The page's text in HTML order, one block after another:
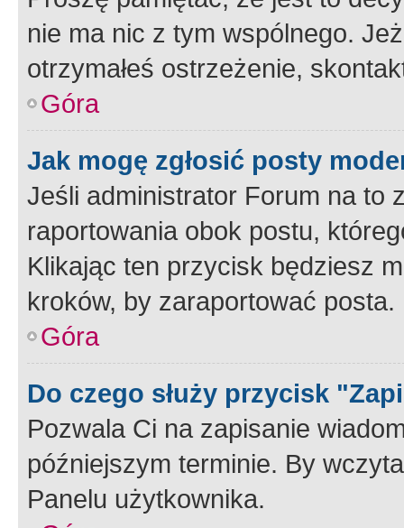
nie ma nic z tym wspólnego.
otrzymałeś ostrzeżenie,
Góra
Jak mogę zgłosić posty
Jeśli administrator Forum na to
raportowania obok postu,
Klikając ten przycisk będziesz
kroków, by zaraportować posta.
Góra
Do czego służy przycisk
Pozwala Ci na zapisanie
późniejszym terminie. By
Panelu użytkownika.